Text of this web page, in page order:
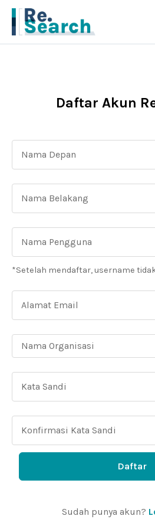
Daftar Akun
*Setelah mendaftar, username
Daftar
Sudah punya akun?